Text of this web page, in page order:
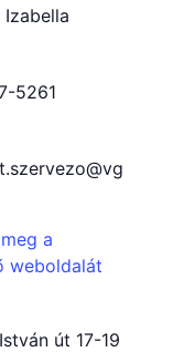
út 17-19
Izabella
5261
a
weboldalát